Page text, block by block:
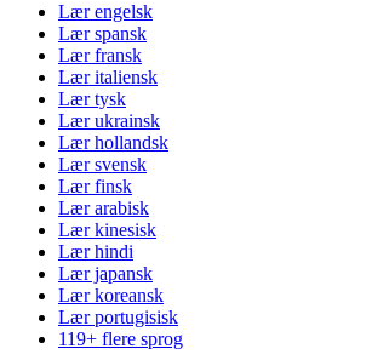
Lær engelsk
Lær spansk
Lær fransk
Lær italiensk
Lær tysk
Lær ukrainsk
Lær hollandsk
Lær svensk
Lær finsk
Lær arabisk
Lær kinesisk
Lær hindi
Lær japansk
Lær koreansk
Lær portugisisk
119+ flere sprog